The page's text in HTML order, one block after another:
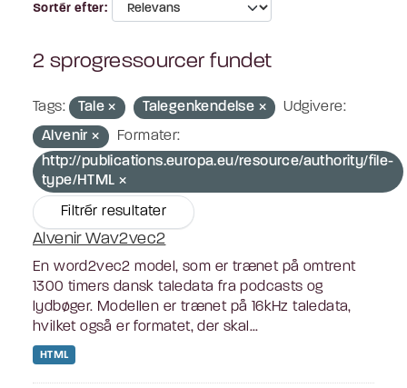
Sortér efter
2 sprogressourcer fundet
Tags: Tale Talegenkendelse
Udgivere:
Alvenir
Formater:
http://publications.europa.eu/resource/authority/file-
type/HTML
Filtrér resultater
Alvenir Wav2vec2
En word2vec2 model, som er trænet på omtrent
1300 timers dansk taledata fra podcasts og
lydbøger. Modellen er trænet på 16kHz taledata,
hvilket også er formatet, der skal...
HTML